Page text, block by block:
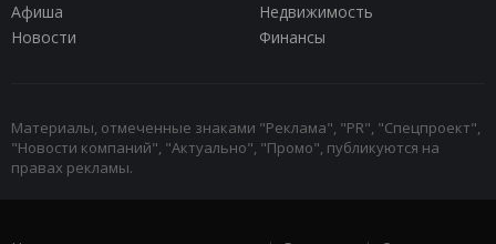
Афиша
Недвижимость
Новости
Финансы
Материалы, отмеченные знаками "Реклама", "PR", "Спецпроект",
"Новости компаний", "Актуально", "Промо", публикуются на
правах рекламы.